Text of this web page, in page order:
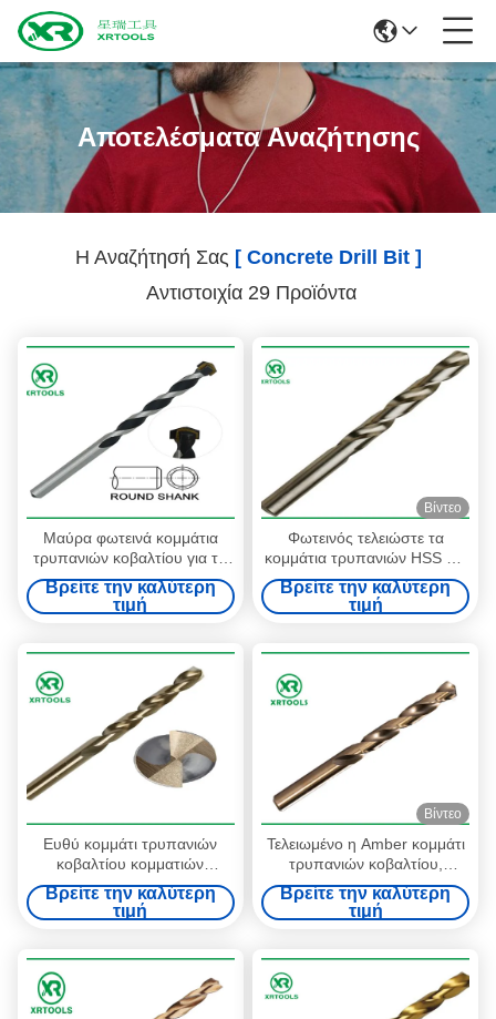
Αποτελέσματα Αναζήτησης
Η Αναζήτησή Σας [ Concrete Drill Bit ]
Αντιστοιχία 29 Προϊόντα
Μαύρα φωτεινά κομμάτια
τρυπανιών κοβαλτίου για το
μέταλλο, αλεσμένο κομμάτι
τρυπανιών φλαούτων
συγκεκριμένο
Βρείτε την καλύτερη
τιμή
Βίντεο
Φωτεινός τελειώστε τα
κομμάτια τρυπανιών HSS για
το χάλυβα DIN 338 ευθέα
κομμάτια τρυπανιών
συστροφής κνημών αριστερά
Βρείτε την καλύτερη
τιμή
Ευθύ κομμάτι τρυπανιών
κοβαλτίου κομματιών
τρυπανιών συστροφής
κνημών HSS DIN 338 M35
hss για το ανοξείδωτο
Βρείτε την καλύτερη
τιμή
Βίντεο
Τελειωμένο η Amber κομμάτι
τρυπανιών κοβαλτίου,
παράλληλο κομμάτι
τρυπανιών συστροφής Hss
κνημών
Βρείτε την καλύτερη
τιμή